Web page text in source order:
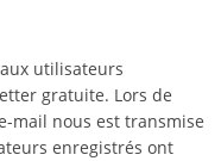
utilisateurs
gratuite. Lors de
mail nous est transmise
enregistrés ont